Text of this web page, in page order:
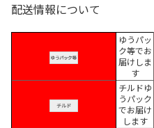
配送情報について
ゆうパッ
ク等でお
届けしま
す
チルドゆ
うパック
でお届け
します